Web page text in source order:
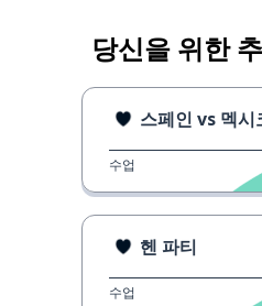
당신을 위한
스페인 vs 멕시
수업
헨 파티
수업